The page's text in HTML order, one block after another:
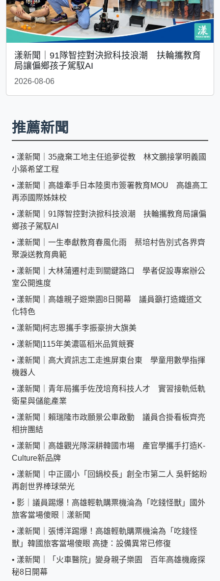
漾新聞｜91隊智控對決掀科技浪潮 扶輪攜教育
局讓偏鄉孩子駕馭AI
2026-08-06
推薦新聞
• 漾新聞｜35歲棄工地主任追夢從教 林文鵬接掌明義國
小築希望工程
• 漾新聞｜高雄牽手日本陸奧市簽署教育MOU 高雄高工
再添國際姊妹校
• 漾新聞｜91隊智控對決掀科技浪潮 扶輪攜教育局讓偏
鄉孩子駕馭AI
• 漾新聞｜一生奉獻教育春風化雨 蔡培村告別式各界齊
聚淚送教育典範
• 漾新聞｜大林蒲遷村走到關鍵路口 學者促設專案辦公
室公開進度
• 漾新聞｜高雄親子遊樂園8日開幕 議員籲打造鐵道文
化特色
• 漾新聞|柯志恩攜手李振豪拚大旗美
• 漾新聞|115年美濃區稻米品質競賽
• 漾新聞｜高大資訊志工走進屏東台東 學童用數學指揮
機器人
• 漾新聞｜青年局攜手佐茂培育科技人才 實習接軌低軌
衛星與儲能產業
• 漾新聞｜賴瑞隆市政願景公車啟動 議員合掛看板齊亮
相拚團結
• 漾新聞｜高雄觀光隊深耕韓國市場 產官學攜手打造K-
Culture新品牌
• 漾新聞｜中正國小「回鍋校長」創全市第二人 吳軒銘盼
再創世界棒球榮光
• 影｜議員踢爆！高雄輕軌購票機淪為「吃錢怪獸」國外
旅客當場傻眼｜漾新聞
• 漾新聞｜張博洋踢爆！高雄輕軌購票機淪為「吃錢怪
獸」韓國旅客當場傻眼 高捷：設備異常已修復
• 漾新聞｜「火車醫院」變身親子樂園 百年高雄機廠探
秘8日開幕